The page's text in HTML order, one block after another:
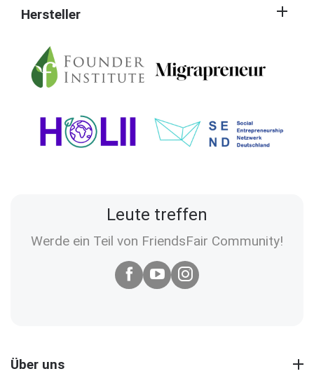
Hersteller
Leute treffen
Werde ein Teil von FriendsFair Community!
Über uns